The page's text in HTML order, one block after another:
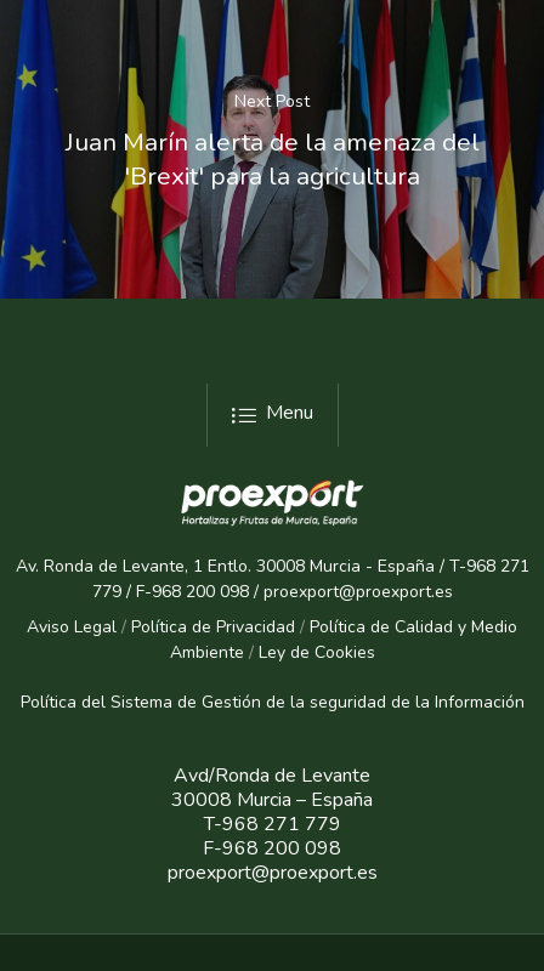
Next Post
Juan Marín alerta de la amenaza del
'Brexit' para la agricultura
Menu
Av. Ronda de Levante, 1 Entlo. 30008 Murcia - España / T-968 271
779 / F-968 200 098 / proexport@proexport.es
Aviso Legal / Política de Privacidad / Política de Calidad y Medio
Ambiente / Ley de Cookies
Política del Sistema de Gestión de la seguridad de la Información
Avd/Ronda de Levante
30008 Murcia – España
T-968 271 779
F-968 200 098
proexport@proexport.es